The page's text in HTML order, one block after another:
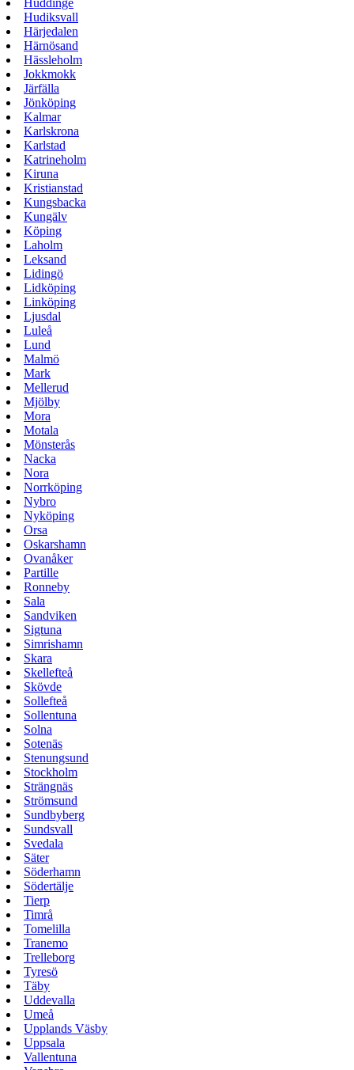
Huddinge
Hudiksvall
Härjedalen
Härnösand
Hässleholm
Jokkmokk
Järfälla
Jönköping
Kalmar
Karlskrona
Karlstad
Katrineholm
Kiruna
Kristianstad
Kungsbacka
Kungälv
Köping
Laholm
Leksand
Lidingö
Lidköping
Linköping
Ljusdal
Luleå
Lund
Malmö
Mark
Mellerud
Mjölby
Mora
Motala
Mönsterås
Nacka
Nora
Norrköping
Nybro
Nyköping
Orsa
Oskarshamn
Ovanåker
Partille
Ronneby
Sala
Sandviken
Sigtuna
Simrishamn
Skara
Skellefteå
Skövde
Sollefteå
Sollentuna
Solna
Sotenäs
Stenungsund
Stockholm
Strängnäs
Strömsund
Sundbyberg
Sundsvall
Svedala
Säter
Söderhamn
Södertälje
Tierp
Timrå
Tomelilla
Tranemo
Trelleborg
Tyresö
Täby
Uddevalla
Umeå
Upplands Väsby
Uppsala
Vallentuna